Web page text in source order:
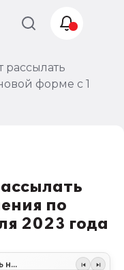
рассылать
форме с 1
по
2023 года
Гражданам будут рассылать налоговые уведомления по новой форме с 1 июля 2023 года